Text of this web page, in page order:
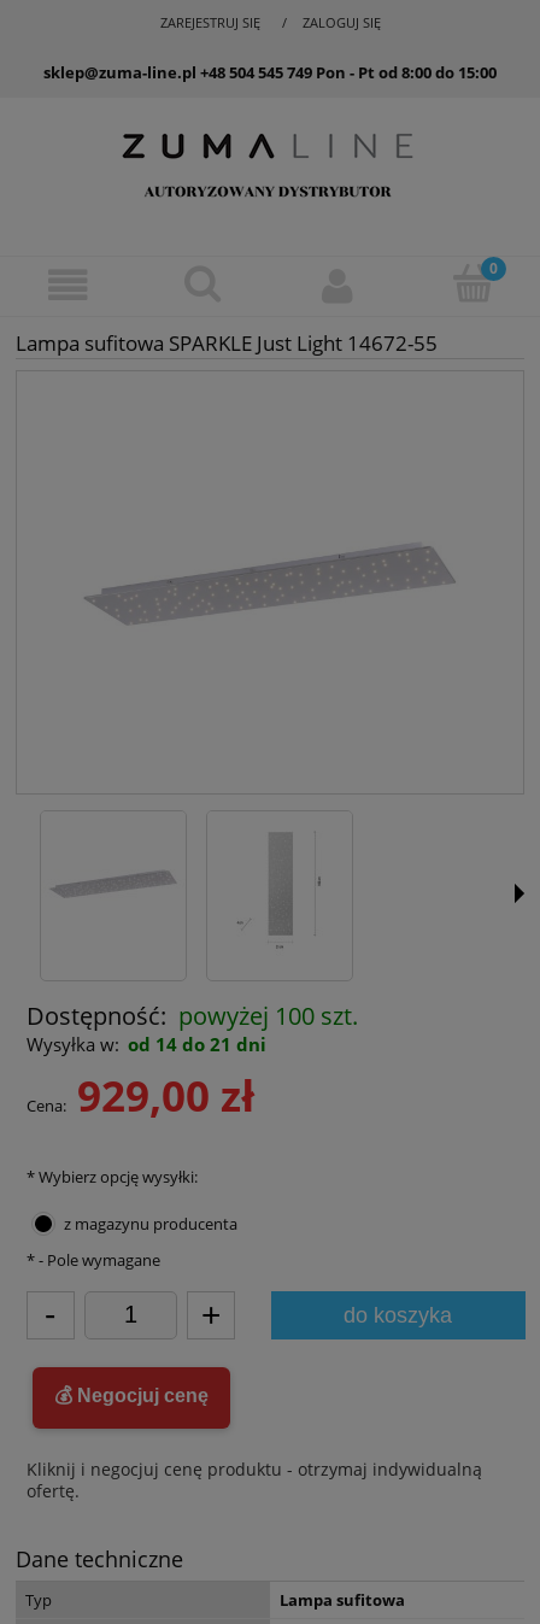
ZAREJESTRUJ SIĘ ZALOGUJ SIĘ
sklep@zuma-line.pl +48 504 545 749 Pon - Pt od 8:00 do 15:00
Lampa sufitowa SPARKLE Just Light 14672-55
Dostępność: powyżej 100 szt.
Wysyłka w: od 14 do 21 dni
Cena: 929,00 zł
*Wybierz opcję wysyłki:
z magazynu producenta
- + do koszyka
*- Pole wymagane
💰 Negocjuj cenę
Kliknij i negocjuj cenę produktu - otrzymaj indywidualną
ofertę.
Dane techniczne
Typ
Lampa sufitowa